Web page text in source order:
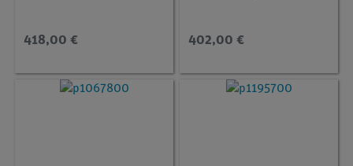
418,00 € 402,00 €